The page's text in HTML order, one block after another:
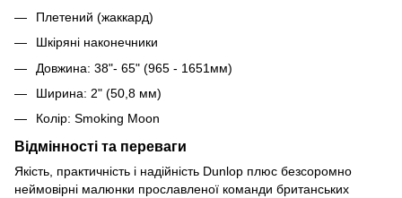
Плетений (жаккард)
Шкіряні наконечники
Довжина: 38"- 65" (965 - 1651мм)
Ширина: 2" (50,8 мм)
Колір: Smoking Moon
Відмінності та переваги
Якість, практичність і надійність Dunlop плюс безсоромно
неймовірні малюнки прославленої команди британських